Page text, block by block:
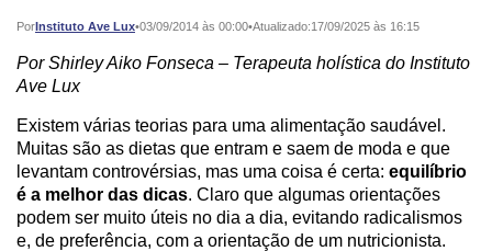
PorInstituto Ave Lux•
Publicado: 03/09/2014 às 00:00•Atualizado:17/09/2025 às 16:15
Por Shirley Aiko Fonseca – Terapeuta holística do Instituto
Ave Lux
Existem várias teorias para uma alimentação saudável.
Muitas são as dietas que entram e saem de moda e que
levantam controvérsias, mas uma coisa é certa: equilíbrio
é a melhor das dicas. Claro que algumas orientações
podem ser muito úteis no dia a dia, evitando radicalismos
e, de preferência, com a orientação de um nutricionista.